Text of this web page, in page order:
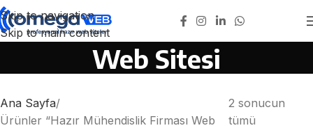
Skip to navigation
Skip to main content
Hazır Mühendislik Firması
Web Sitesi
Ana Sayfa
Ürünler “Hazır Mühendislik Firması Web
2 sonucun
tümü